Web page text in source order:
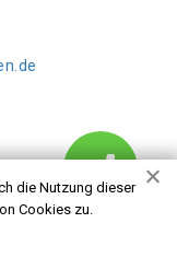
die Nutzung dieser
Cookies zu.
Alle Rechte